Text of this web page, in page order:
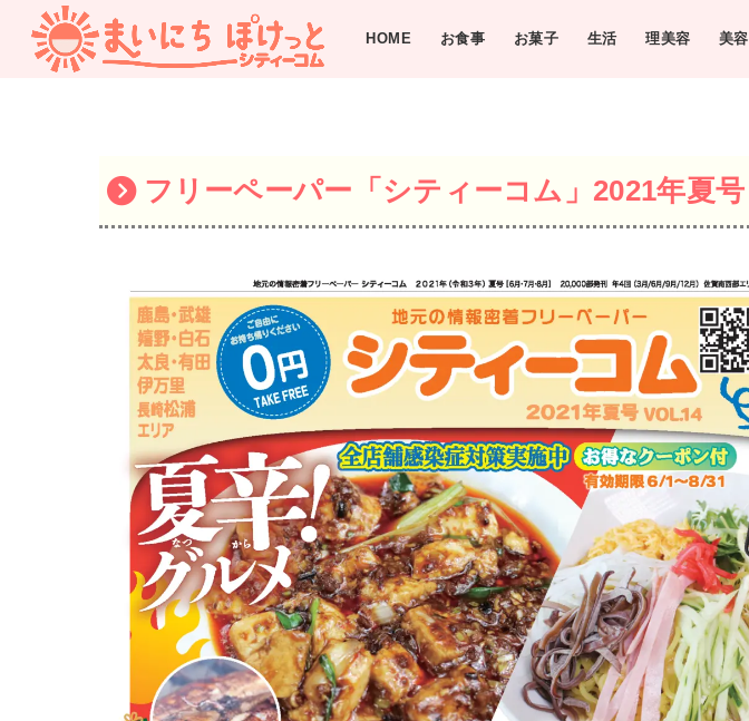
HOME お食事 お菓子 生活 理美容 美容
フリーペーパー「シティーコム」2021年夏号